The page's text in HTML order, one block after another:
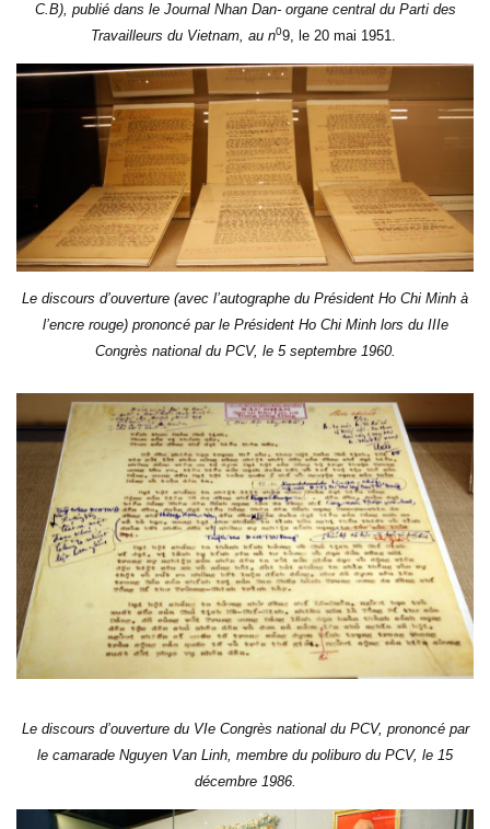
C.B), publié dans le Journal Nhan Dan- organe central du Parti des
Travailleurs du Vietnam, au n09, le 20 mai 1951.
Le discours d’ouverture (avec l’autographe du Président Ho Chi Minh à
l’encre rouge) prononcé par le Président Ho Chi Minh lors du IIIe
Congrès national du PCV, le 5 septembre 1960.
Le discours d’ouverture du VIe Congrès national du PCV, prononcé par
le camarade Nguyen Van Linh, membre du poliburo du PCV, le 15
décembre 1986.